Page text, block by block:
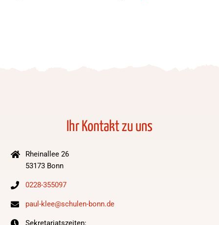
Ihr Kontakt zu uns
Rheinallee 26
53173 Bonn
0228-355097
paul-klee@schulen-bonn.de
Sekretariatszeiten: